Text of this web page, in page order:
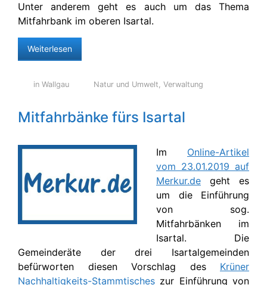
Unter anderem geht es auch um das Thema
Mitfahrbank im oberen Isartal.
Weiterlesen
in Wallgau Natur und Umwelt,Verwaltung
Mitfahrbänke fürs Isartal
Im Online-Artikel
vom 23.01.2019 auf
Merkur.de geht es
um die Einführung
von sog.
Mitfahrbänken im
Isartal. Die
Gemeinderäte der drei Isartalgemeinden
befürworten diesen Vorschlag des Krüner
Nachhaltigkeits-Stammtisches zur Einführung von